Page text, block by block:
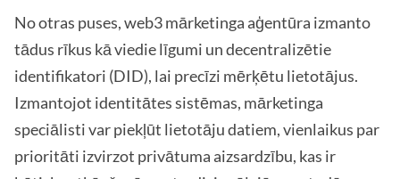
No otras puses, web3 mārketinga aģentūra izmanto
tādus rīkus kā viedie līgumi un decentralizētie
identifikatori (DID), lai precīzi mērķētu lietotājus.
Izmantojot identitātes sistēmas, mārketinga
speciālisti var piekļūt lietotāju datiem, vienlaikus par
prioritāti izvirzot privātuma aizsardzību, kas ir